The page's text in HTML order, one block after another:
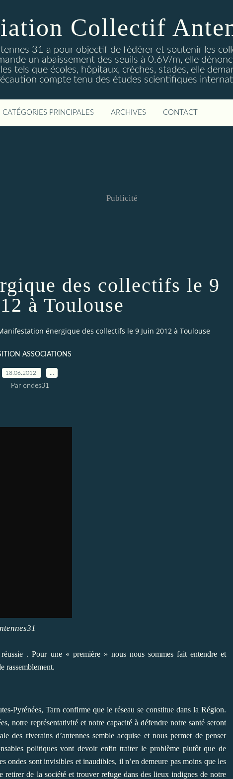
Collectif
31 a pour objectif de fédérer et soutenir les
un abaissement des seuils à 0.6V/m, elle
tels que écoles, hôpitaux, crèches, stades, elle
compte tenu des études scientifiques
CATÉGORIES PRINCIPALES ARCHIVES CONTACT
Publicité
des collectifs le 9
à Toulouse
énergique des collectifs le 9 Juin 2012 à Toulouse
ASSOCIATIONS
18.06.2012
Par ondes31
. Pour une « première » nous nous sommes fait entendre et
rassemblement.
Pyrénées, Tarn confirme que le réseau se constitue dans la Région.
notre représentativité et notre capacité à défendre notre santé seront
des riverains d’antennes semble acquise et nous permet de penser
politiques vont devoir enfin traiter le problème plutôt que de
ondes sont invisibles et inaudibles, il n’en demeure pas moins que les
de la société et trouver refuge dans des lieux indignes de notre